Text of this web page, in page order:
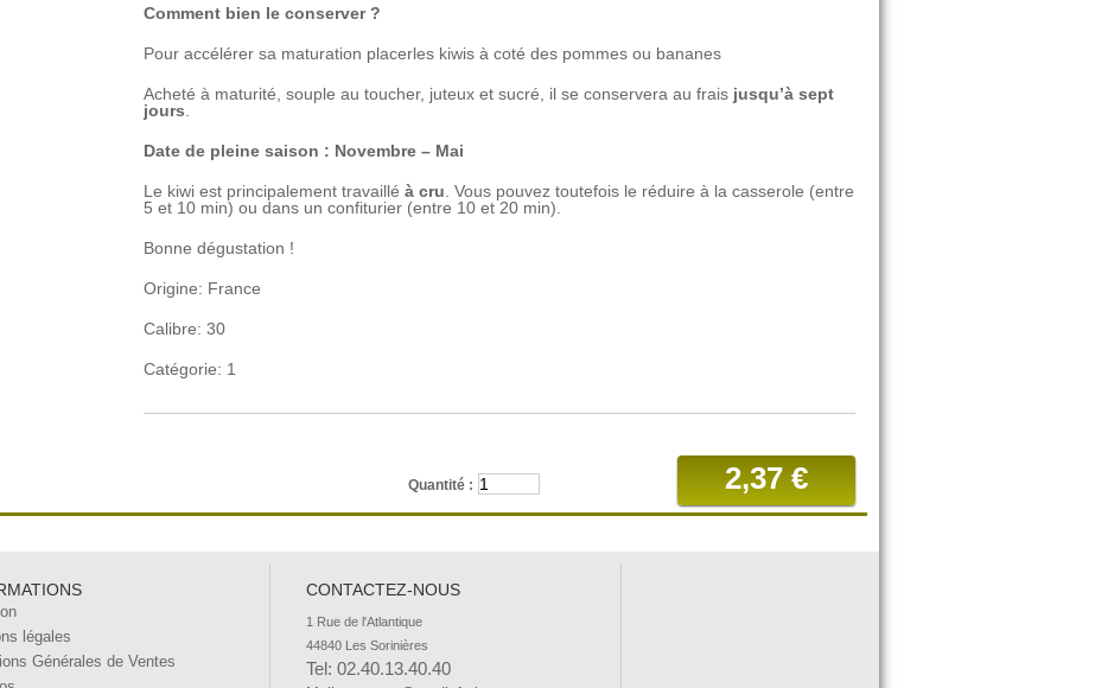
Comment bien le conserver ?
Pour accélérer sa maturation placerles kiwis à coté des pommes ou bananes
Acheté à maturité, souple au toucher, juteux et sucré, il se conservera au frais jusqu’à sept
jours
Date de pleine saison : Novembre – Mai
Le kiwi est principalement travaillé à cru . Vous pouvez toutefois le réduire à la casserole (entre
5 et 10 min) ou dans un confiturier (entre 10 et 20 min).
Bonne dégustation !
Origine: France
Calibre: 30
Catégorie: 1
2,37 €
Quantité :
légales
Générales de Ventes
CONTACTEZ-NOUS
1 Rue de l'Atlantique
44840 Les Sorinières
Tel: 02.40.13.40.40